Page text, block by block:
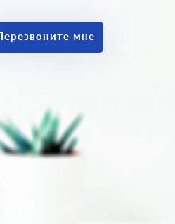
Перезвоните мне